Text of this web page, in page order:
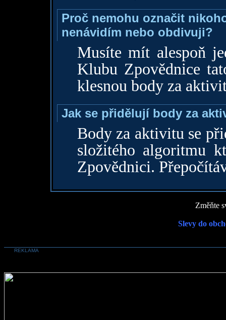
Proč nemohu označit
nenávidím nebo obdivuji?
Musíte mít alespoň
Klubu Zpovědnice
klesnou body za
Jak se přidělují body za
Body za aktivitu se
složitého algoritmu
Zpovědnici.
Změňte
Slevy do
REKLAMA